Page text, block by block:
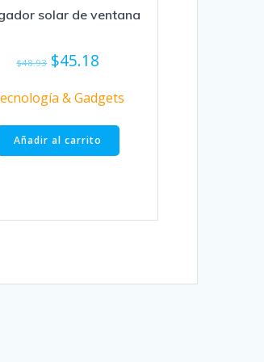
solar de ventana
$48.93 El
original
$48.93.
$45.18
actual
$45.18.
& Gadgets
Añadir al carrito